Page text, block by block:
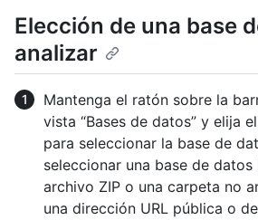
Elección de una base
analizar
Mantenga el ratón sobre la
vista “Bases de datos” y elija
para seleccionar la base de
seleccionar una base de
archivo ZIP o una carpeta no
una dirección URL pública o